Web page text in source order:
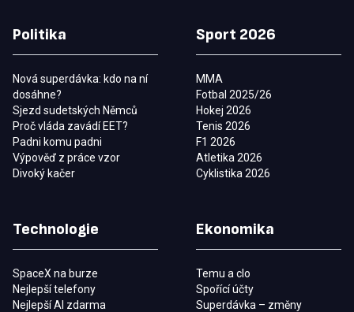
Politika
Nová superdávka: kdo na ní
dosáhne?
Sjezd sudetských Němců
Proč vláda zavádí EET?
Padni komu padni
Výpověď z práce vzor
Divoký kačer
Sport 2026
MMA
Fotbal 2025/26
Hokej 2026
Tenis 2026
F1 2026
Atletika 2026
Cyklistika 2026
Technologie
SpaceX na burze
Nejlepší telefony
Nejlepší AI zdarma
Ekonomika
Temu a clo
Spořící účty
Superdávka – změny